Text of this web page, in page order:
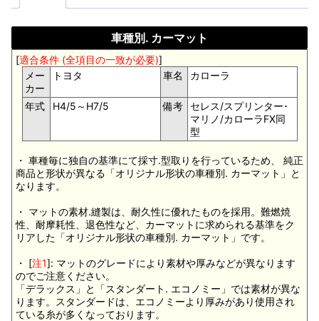
車種別. カーマット
[適合条件 (全項目の一致が必要)]
メー
カー
トヨタ 車名 カローラ
年式 H4/5～H7/5 備考
セレス/スプリンター･
マリノ/カローラFX同
型
・ 車種毎に独自の基準にて採寸.型取りを行っているため、 純正
商品と形状が異なる「オリジナル形状の車種別. カーマット」と
なります。
・ マットの素材.縫製は、耐久性に優れたものを採用。難燃焼
性、耐摩耗性、退色性など、カーマットに求められる基準をク
リアした「オリジナル形状の車種別. カーマット」です。
・ [注1]: マットのグレードにより素材や厚みなどが異なります
のでご注意ください。
「デラックス」と「スタンダート. エコノミー」では素材が異な
ります。スタンダードは、エコノミーより厚みがあり使用され
ている糸が多くなっております。